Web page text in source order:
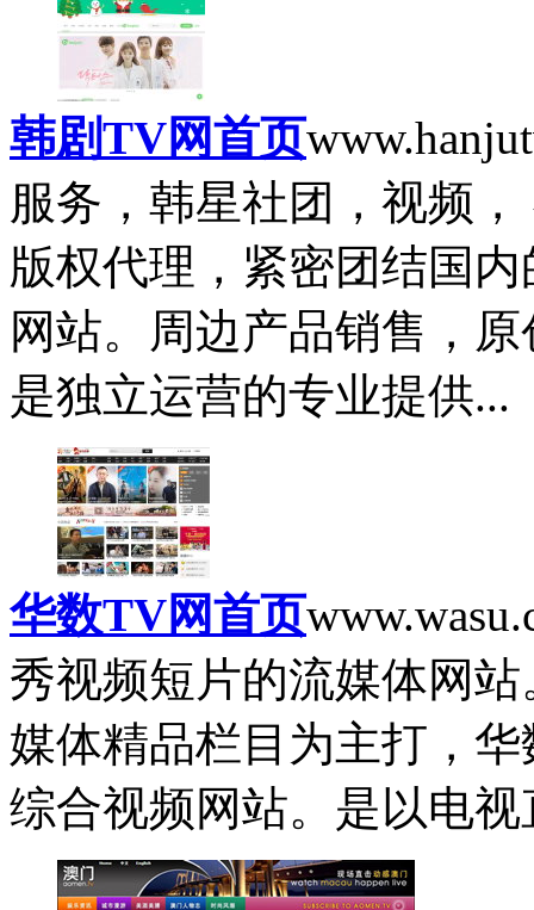
韩剧TV网首页
服务，韩星社团，视频
版权代理，紧密团结国
网站。周边产品销售，
是独立运营的专业提供...
华数TV网首页
秀视频短片的流媒体网
媒体精品栏目为主打，
综合视频网站。是以电